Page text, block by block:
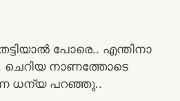
പോരെ.. എന്തിനാ
നാണത്തോടെ
ധന്യ പറഞ്ഞു..